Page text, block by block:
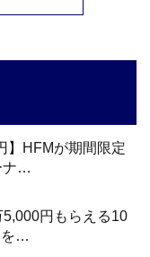
】HFMが期間限定
ナ…
5,000円もらえる10
を…